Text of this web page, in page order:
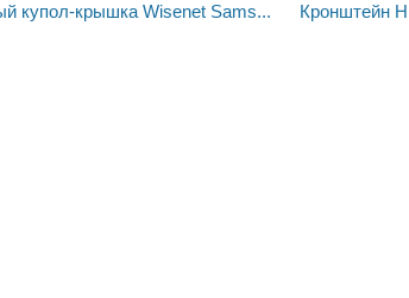
купол-крышка Wisenet Sams... Кронштейн